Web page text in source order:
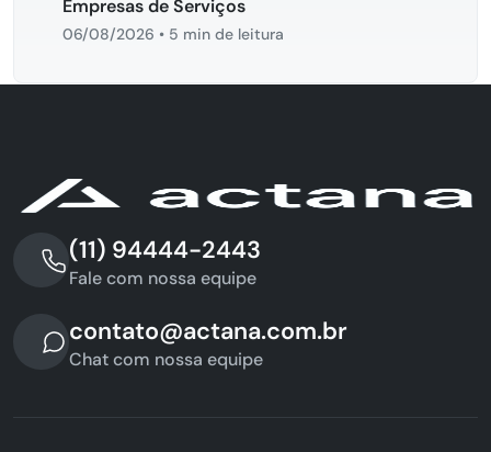
Empresas de Serviços
06/08/2026 • 5 min de leitura
(11) 94444-2443
Fale com nossa equipe
contato@actana.com.br
Chat com nossa equipe